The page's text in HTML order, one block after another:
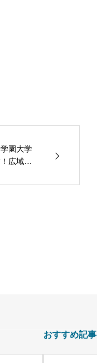
園大学
広域的
おすすめ記事